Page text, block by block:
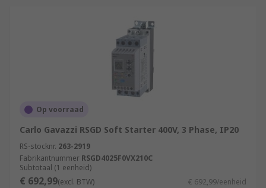
Op voorraad
Carlo Gavazzi RSGD Soft Starter 400V, 3 Phase, IP20
RS-stocknr. 263-2919
Fabrikantnummer RSGD4025F0VX210C
Subtotaal (1 eenheid)
€ 692,99(excl. BTW) € 692,99/eenheid